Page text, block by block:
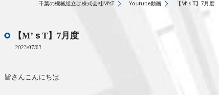
千葉の機械組立は株式会社M’sT Youtube動画 【M’ｓT】7月度
【M’ｓT】7月度
2023/07/03
皆さんこんにちは